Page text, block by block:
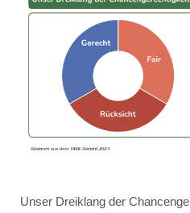
Unser Dreiklang der